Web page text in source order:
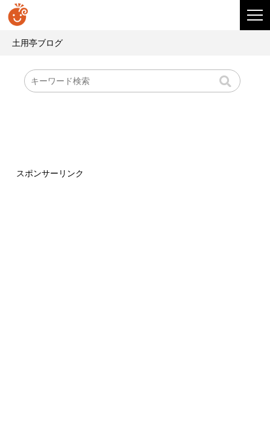
土用亭ブログ
スポンサーリンク